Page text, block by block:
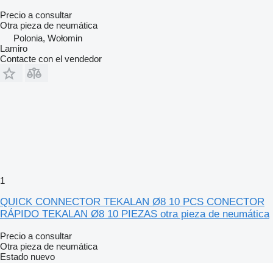
Precio a consultar
Otra pieza de neumática
Polonia, Wołomin
Lamiro
Contacte con el vendedor
1
QUICK CONNECTOR TEKALAN Ø8 10 PCS CONECTOR
RÁPIDO TEKALAN Ø8 10 PIEZAS otra pieza de neumática
Precio a consultar
Otra pieza de neumática
Estado nuevo